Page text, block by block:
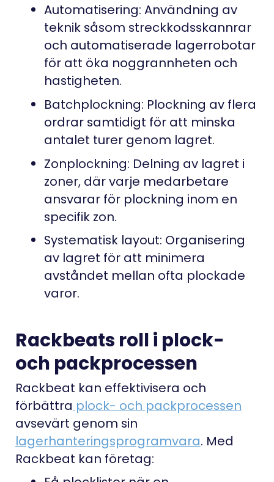
Automatisering: Användning av
teknik såsom streckkodsskannrar
och automatiserade lagerrobotar
för att öka noggrannheten och
hastigheten.
Batchplockning: Plockning av flera
ordrar samtidigt för att minska
antalet turer genom lagret.
Zonplockning: Delning av lagret i
zoner, där varje medarbetare
ansvarar för plockning inom en
specifik zon.
Systematisk layout: Organisering
av lagret för att minimera
avståndet mellan ofta plockade
varor.
Rackbeats roll i plock-
och packprocessen
Rackbeat kan effektivisera och
förbättra plock- och packprocessen
avsevärt genom sin
lagerhanteringsprogramvara. Med
Rackbeat kan företag: